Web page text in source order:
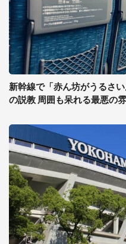
新幹線で「赤ん坊がうるさ
の説教 周囲も呆れる最悪の